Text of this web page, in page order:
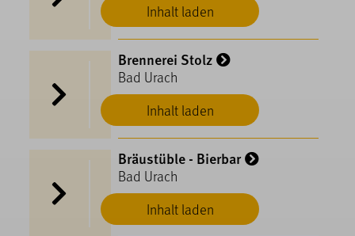
Inhalt laden
Inhalt laden
Brennerei Stolz
Bad Urach
Inhalt laden
Bräustüble - Bierbar
Bad Urach